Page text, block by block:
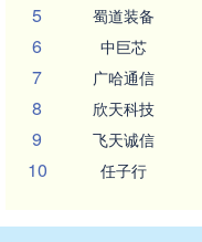
5 蜀道装备
6 中巨芯
7 广哈通信
8 欣天科技
9 飞天诚信
10 任子行